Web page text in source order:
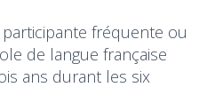
fréquente ou
de langue française
ans durant les six